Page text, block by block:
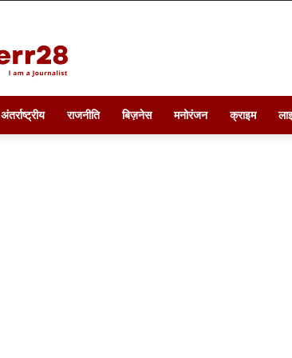
अंतर्राष्ट्रीय राजनीति बिज़नेस मनोरंजन क्राइम